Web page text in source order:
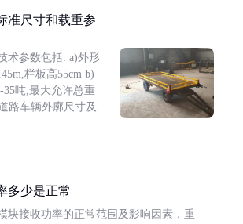
准尺寸和载重参
术参数包括: a)外形
栏板高55cm b)
35吨,最大允许总重
路车辆外廓尺寸及
多少是正常
块接收功率的正常范围及影响因素，重